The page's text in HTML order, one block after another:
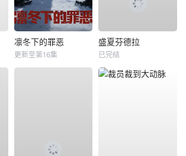
凛冬下的罪恶
更新至第16集
盛夏芬德拉
已完结